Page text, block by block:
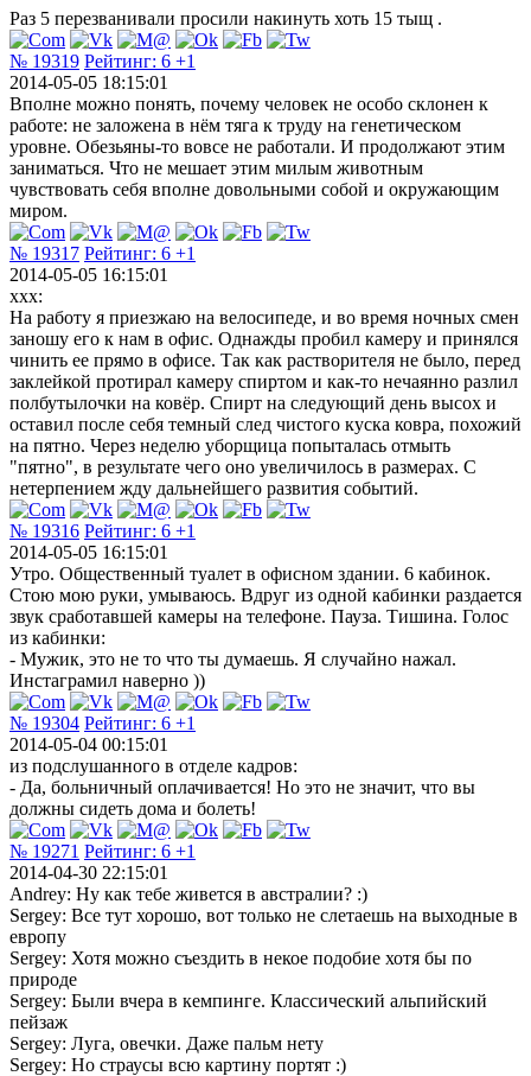
Раз 5 перезванивали просили накинуть хоть 15 тыщ .
№ 19319 Рейтинг: 6 +1
2014-05-05 18:15:01
Вполне можно понять, почему человек не особо склонен к
работе: не заложена в нём тяга к труду на генетическом
уровне. Обезьяны-то вовсе не работали. И продолжают этим
заниматься. Что не мешает этим милым животным
чувствовать себя вполне довольными собой и окружающим
миром.
№ 19317 Рейтинг: 6 +1
2014-05-05 16:15:01
xxx:
На работу я приезжаю на велосипеде, и во время ночных смен
заношу его к нам в офис. Однажды пробил камеру и принялся
чинить ее прямо в офисе. Так как растворителя не было, перед
заклейкой протирал камеру спиртом и как-то нечаянно разлил
полбутылочки на ковёр. Спирт на следующий день высох и
оставил после себя темный след чистого куска ковра, похожий
на пятно. Через неделю уборщица попыталась отмыть
"пятно", в результате чего оно увеличилось в размерах. С
нетерпением жду дальнейшего развития событий.
№ 19316 Рейтинг: 6 +1
2014-05-05 16:15:01
Утро. Общественный туалет в офисном здании. 6 кабинок.
Стою мою руки, умываюсь. Вдруг из одной кабинки раздается
звук сработавшей камеры на телефоне. Пауза. Тишина. Голос
из кабинки:
- Мужик, это не то что ты думаешь. Я случайно нажал.
Инстаграмил наверно ))
№ 19304 Рейтинг: 6 +1
2014-05-04 00:15:01
из подслушанного в отделе кадров:
- Да, больничный оплачивается! Но это не значит, что вы
должны сидеть дома и болеть!
№ 19271 Рейтинг: 6 +1
2014-04-30 22:15:01
Andrey: Ну как тебе живется в австралии? :)
Sergey: Все тут хорошо, вот только не слетаешь на выходные в
европу
Sergey: Хотя можно съездить в некое подобие хотя бы по
природе
Sergey: Были вчера в кемпинге. Классический альпийский
пейзаж
Sergey: Луга, овечки. Даже пальм нету
Sergey: Но страусы всю картину портят :)